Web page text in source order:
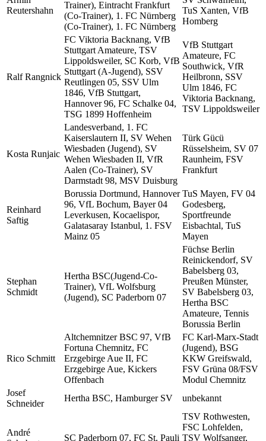
Reutershahn
Trainer), Eintracht Frankfurt
(Co-Trainer), 1. FC Nürnberg
(Co-Trainer), 1. FC Nürnberg
TuS Xanten, VfB
Homberg
Ralf Rangnick
FC Viktoria Backnang, VfB
Stuttgart Amateure, TSV
Lippoldsweiler, SC Korb, VfB
Stuttgart (A-Jugend), SSV
Reutlingen 05, SSV Ulm
1846, VfB Stuttgart,
Hannover 96, FC Schalke 04,
TSG 1899 Hoffenheim
VfB Stuttgart
Amateure, FC
Southwick, VfR
Heilbronn, SSV
Ulm 1846, FC
Viktoria Backnang,
TSV Lippoldsweiler
Kosta Runjaic
Landesverband, 1. FC
Kaiserslautern II, SV Wehen
Wiesbaden (Jugend), SV
Wehen Wiesbaden II, VfR
Aalen (Co-Trainer), SV
Darmstadt 98, MSV Duisburg
Türk Gücü
Rüsselsheim, SV 07
Raunheim, FSV
Frankfurt
Reinhard
Saftig
Borussia Dortmund, Hannover
96, VfL Bochum, Bayer 04
Leverkusen, Kocaelispor,
Galatasaray Istanbul, 1. FSV
Mainz 05
TuS Mayen, FV 04
Godesberg,
Sportfreunde
Eisbachtal, TuS
Mayen
Stephan
Schmidt
Hertha BSC(Jugend-Co-
Trainer), VfL Wolfsburg
(Jugend), SC Paderborn 07
Füchse Berlin
Reinickendorf, SV
Babelsberg 03,
Preußen Münster,
SV Babelsberg 03,
Hertha BSC
Amateure, Tennis
Borussia Berlin
Rico Schmitt
Altchemnitzer BSC 97, VfB
Fortuna Chemnitz, FC
Erzgebirge Aue II, FC
Erzgebirge Aue, Kickers
Offenbach
FC Karl-Marx-Stadt
(Jugend), BSG
KKW Greifswald,
FSV Grüna 08/FSV
Modul Chemnitz
Josef
Schneider
Hertha BSC, Hamburger SV unbekannt
André
SC Paderborn 07, FC St. Pauli
TSV Rothwesten,
FSC Lohfelden,
TSV Wolfsanger,